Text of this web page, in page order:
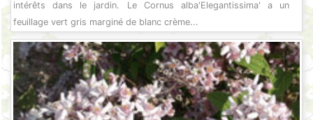
intérêts dans le jardin. Le Cornus alba'Elegantissima' a un
feuillage vert gris marginé de blanc crème...